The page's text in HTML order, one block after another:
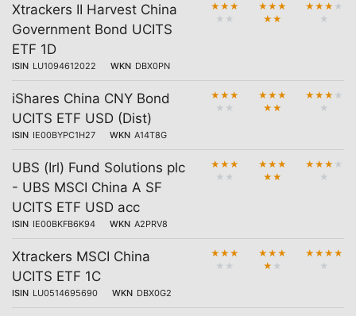
Xtrackers II Harvest China
Government Bond UCITS
ETF 1D
ISIN LU1094612022 WKN DBX0PN
★ ★ ★
★ ★
★ ★ ★
★ ★
★ ★ ★ ★
★
iShares China CNY Bond
UCITS ETF USD (Dist)
ISIN IE00BYPC1H27 WKN A14T8G
★ ★ ★
★ ★
★ ★ ★
★ ★
★ ★ ★ ★
★
UBS (Irl) Fund Solutions plc
- UBS MSCI China A SF
UCITS ETF USD acc
ISIN IE00BKFB6K94 WKN A2PRV8
★ ★ ★
★ ★
★ ★ ★
★ ★
★ ★ ★ ★
★
Xtrackers MSCI China
UCITS ETF 1C
ISIN LU0514695690 WKN DBX0G2
★ ★ ★
★ ★
★ ★ ★
★ ★
★ ★ ★ ★
★